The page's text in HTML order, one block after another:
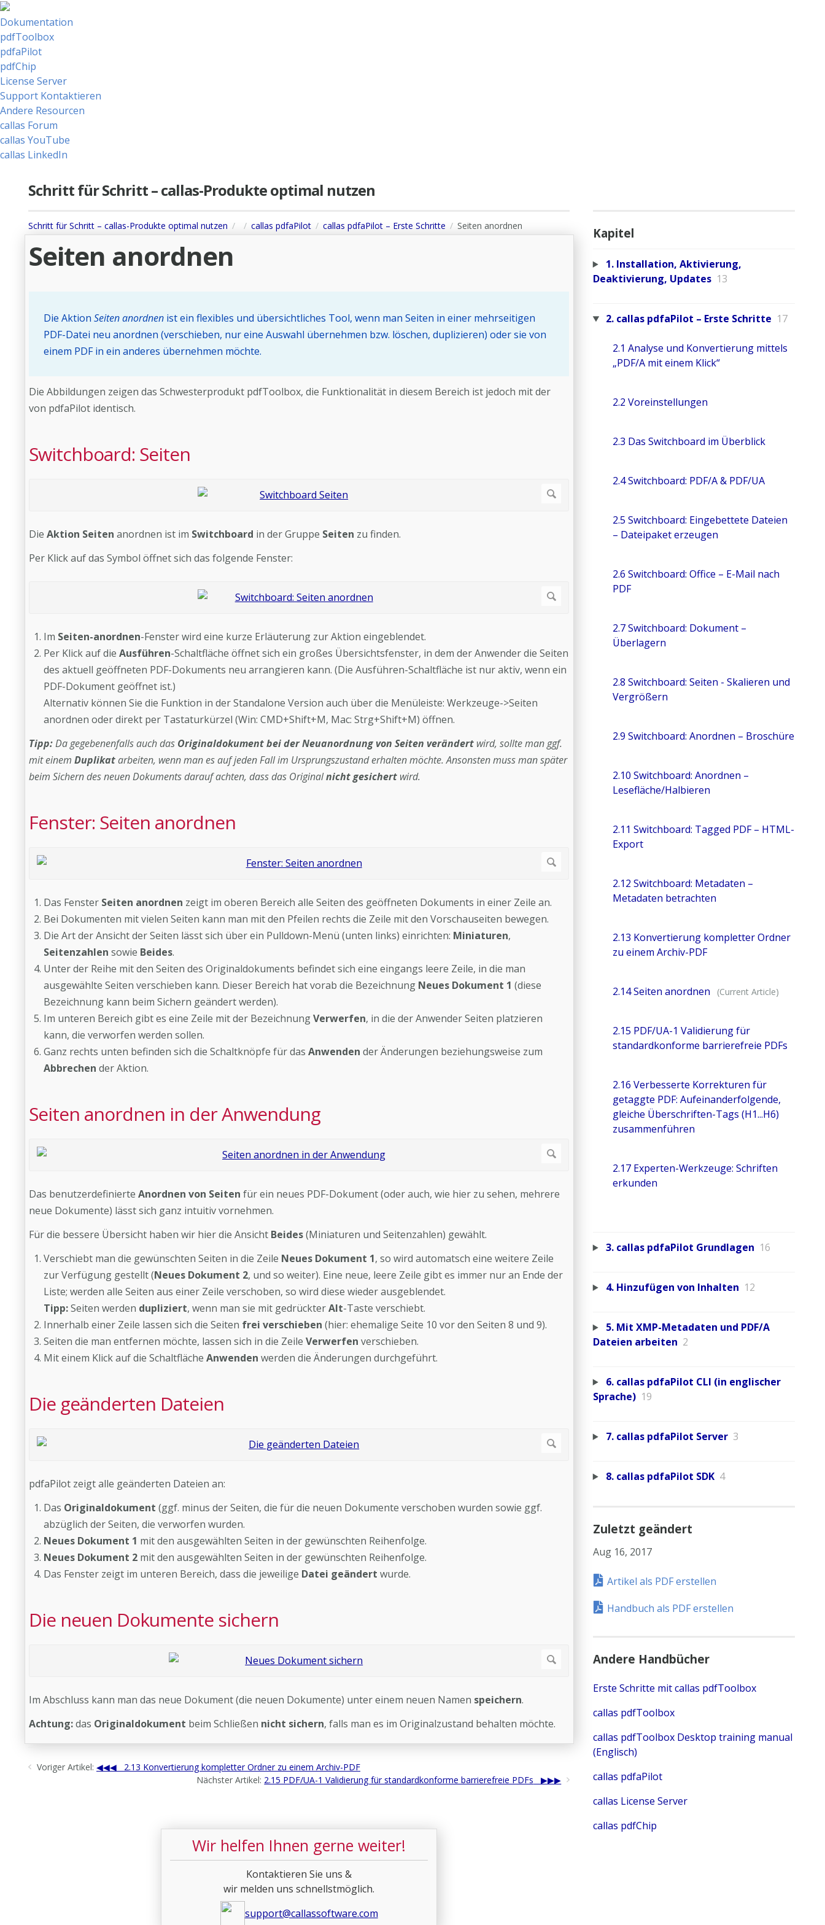
Dokumentation
pdfToolbox
pdfaPilot
pdfChip
License Server
Support Kontaktieren
Andere Resourcen
callas Forum
callas YouTube
callas LinkedIn
Schritt für Schritt – callas-Produkte optimal nutzen
Schritt für Schritt – callas-Produkte optimal nutzen callas pdfaPilot callas pdfaPilot – Erste Schritte Seiten anordnen
Seiten anordnen
Die Aktion Seitenanordnen ist ein flexibles und übersichtliches Tool, wenn man Seiten in einer mehrseitigen
PDF-Datei neu anordnen (verschieben, nur eine Auswahl übernehmen bzw. löschen, duplizieren) oder sie von
einem PDF in ein anderes übernehmen möchte.
Die Abbildungen zeigen das Schwesterprodukt pdfToolbox, die Funktionalität in diesem Bereich ist jedoch mit der
von pdfaPilot identisch.
Switchboard: Seiten
Die Aktion Seiten anordnen ist im Switchboard in der Gruppe Seiten zu finden.
Per Klick auf das Symbol öffnet sich das folgende Fenster:
Im Seiten-anordnen-Fenster wird eine kurze Erläuterung zur Aktion eingeblendet.
Per Klick auf die Ausführen-Schaltfläche öffnet sich ein großes Übersichtsfenster, in dem der Anwender die Seiten
des aktuell geöffneten PDF-Dokuments neu arrangieren kann. (Die Ausführen-Schaltfläche ist nur aktiv, wenn ein
PDF-Dokument geöffnet ist.)
Alternativ können Sie die Funktion in der Standalone Version auch über die Menüleiste: Werkzeuge->Seiten
anordnen oder direkt per Tastaturkürzel (Win: CMD+Shift+M, Mac: Strg+Shift+M) öffnen.
Tipp:Da gegebenenfalls auch das Originaldokument bei der Neuanordnung von Seiten verändert wird, sollte man ggf.
mit einem Duplikatarbeiten, wenn man es auf jeden Fall im Ursprungszustand erhalten möchte. Ansonsten muss man später
beim Sichern des neuen Dokuments darauf achten, dass das Originalnicht gesichert wird.
Fenster: Seiten anordnen
Das Fenster Seiten anordnen zeigt im oberen Bereich alle Seiten des geöffneten Dokuments in einer Zeile an.
Bei Dokumenten mit vielen Seiten kann man mit den Pfeilen rechts die Zeile mit den Vorschauseiten bewegen.
Die Art der Ansicht der Seiten lässt sich über ein Pulldown-Menü (unten links) einrichten: Miniaturen,
Seitenzahlen sowie Beides.
Unter der Reihe mit den Seiten des Originaldokuments befindet sich eine eingangs leere Zeile, in die man
ausgewählte Seiten verschieben kann. Dieser Bereich hat vorab die Bezeichnung Neues Dokument 1 (diese
Bezeichnung kann beim Sichern geändert werden).
Im unteren Bereich gibt es eine Zeile mit der BezeichnungVerwerfen, in die der Anwender Seiten platzieren
kann, die verworfen werden sollen.
Ganz rechts unten befinden sich die Schaltknöpfe für das Anwenden der Änderungen beziehungsweise zum
Abbrechen der Aktion.
Seiten anordnen in der Anwendung
Das benutzerdefinierte Anordnen von Seiten für ein neues PDF-Dokument (oder auch, wie hier zu sehen, mehrere
neue Dokumente) lässt sich ganz intuitiv vornehmen.
Für die bessere Übersicht haben wir hier die Ansicht Beides(Miniaturen und Seitenzahlen) gewählt.
Verschiebt man die gewünschten Seiten in die Zeile Neues Dokument 1, so wird automatsch eine weitere Zeile
zur Verfügung gestellt (Neues Dokument 2, und so weiter). Eine neue, leere Zeile gibt es immer nur an Ende der
Liste; werden alle Seiten aus einer Zeile verschoben, so wird diese wieder ausgeblendet.
Tipp:Seiten werden dupliziert, wenn man sie mit gedrückterAlt-Taste verschiebt.
Innerhalb einer Zeile lassen sich die Seiten frei verschieben (hier: ehemalige Seite 10 vor den Seiten 8 und 9).
Seiten die man entfernen möchte, lassen sich in die Zeile Verwerfen verschieben.
Mit einem Klick auf die Schaltfläche Anwenden werden die Änderungen durchgeführt.
Die geänderten Dateien
pdfaPilot zeigt alle geänderten Dateien an:
Das Originaldokument (ggf. minus der Seiten, die für die neuen Dokumente verschoben wurden sowie ggf.
abzüglich der Seiten, die verworfen wurden.
Neues Dokument 1 mit den ausgewählten Seiten in der gewünschten Reihenfolge.
Neues Dokument 2 mit den ausgewählten Seiten in der gewünschten Reihenfolge.
Das Fenster zeigt im unteren Bereich, dass die jeweilige Datei geändert wurde.
Die neuen Dokumente sichern
Im Abschluss kann man das neue Dokument (die neuen Dokumente) unter einem neuen Namen speichern.
Achtung:das Originaldokument beim Schließen nicht sichern, falls man es im Originalzustand behalten möchte.
Voriger Artikel:
2.13 Konvertierung kompletter Ordner zu einem Archiv-PDF
Nächster Artikel: 2.15 PDF/UA-1 Validierung für standardkonforme barrierefreie PDFs
Wir helfen Ihnen gerne weiter!
Kontaktieren Sie uns &
wir melden uns schnellstmöglich.
support@callassoftware.com
Kapitel
1. Installation, Aktivierung,
Deaktivierung, Updates 13
2. callas pdfaPilot – Erste Schritte 17
2.1 Analyse und Konvertierung mittels
„PDF/A mit einem Klick“
2.2 Voreinstellungen
2.3 Das Switchboard im Überblick
2.4 Switchboard: PDF/A & PDF/UA
2.5 Switchboard: Eingebettete Dateien
– Dateipaket erzeugen
2.6 Switchboard: Office – E-Mail nach
PDF
2.7 Switchboard: Dokument –
Überlagern
2.8 Switchboard: Seiten - Skalieren und
Vergrößern
2.9 Switchboard: Anordnen – Broschüre
2.10 Switchboard: Anordnen –
Lesefläche/Halbieren
2.11 Switchboard: Tagged PDF – HTML-
Export
2.12 Switchboard: Metadaten –
Metadaten betrachten
2.13 Konvertierung kompletter Ordner
zu einem Archiv-PDF
2.14 Seiten anordnen
2.15 PDF/UA-1 Validierung für
standardkonforme barrierefreie PDFs
2.16 Verbesserte Korrekturen für
getaggte PDF: Aufeinanderfolgende,
gleiche Überschriften-Tags (H1...H6)
zusammenführen
2.17 Experten-Werkzeuge: Schriften
erkunden
3. callas pdfaPilot Grundlagen 16
4. Hinzufügen von Inhalten 12
5. Mit XMP-Metadaten und PDF/A
Dateien arbeiten 2
6. callas pdfaPilot CLI (in englischer
Sprache) 19
7. callas pdfaPilot Server 3
8. callas pdfaPilot SDK 4
Zuletzt geändert
Aug 16, 2017
Artikel als PDF erstellen
Handbuch als PDF erstellen
Andere Handbücher
Erste Schritte mit callas pdfToolbox
callas pdfToolbox
callas pdfToolbox Desktop training manual
(Englisch)
callas pdfaPilot
callas License Server
callas pdfChip